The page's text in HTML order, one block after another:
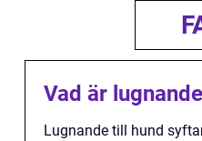
Vad är
Lugnande till hund